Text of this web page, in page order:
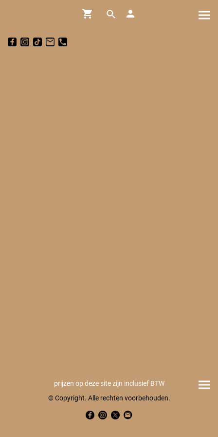
prijzen op deze site zijn inclusief BTW
© Copyright. Alle rechten voorbehouden.